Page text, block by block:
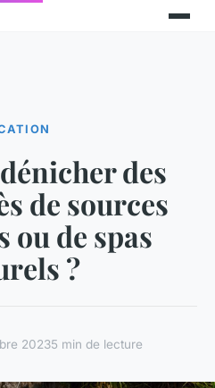
des
de sources
ou de spas
?
20235 min de lecture